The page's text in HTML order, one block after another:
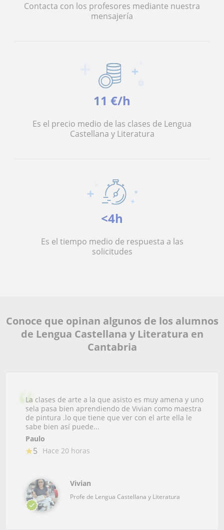
Contacta con los profesores mediante nuestra
mensajería
11 €/h
Es el precio medio de las clases de Lengua
Castellana y Literatura
<4h
Es el tiempo medio de respuesta a las
solicitudes
Conoce que opinan algunos de los alumnos
de Lengua Castellana y Literatura en
Cantabria
La clases de arte a la que asisto es muy amena y uno
sela pasa bien aprendiendo de Vivian como maestra
de pintura .lo que tiene que ver con el arte ella le
sabe bien así puede...
Paulo
5 Hace 20 horas
Vivian
Profe de Lengua Castellana y Literatura